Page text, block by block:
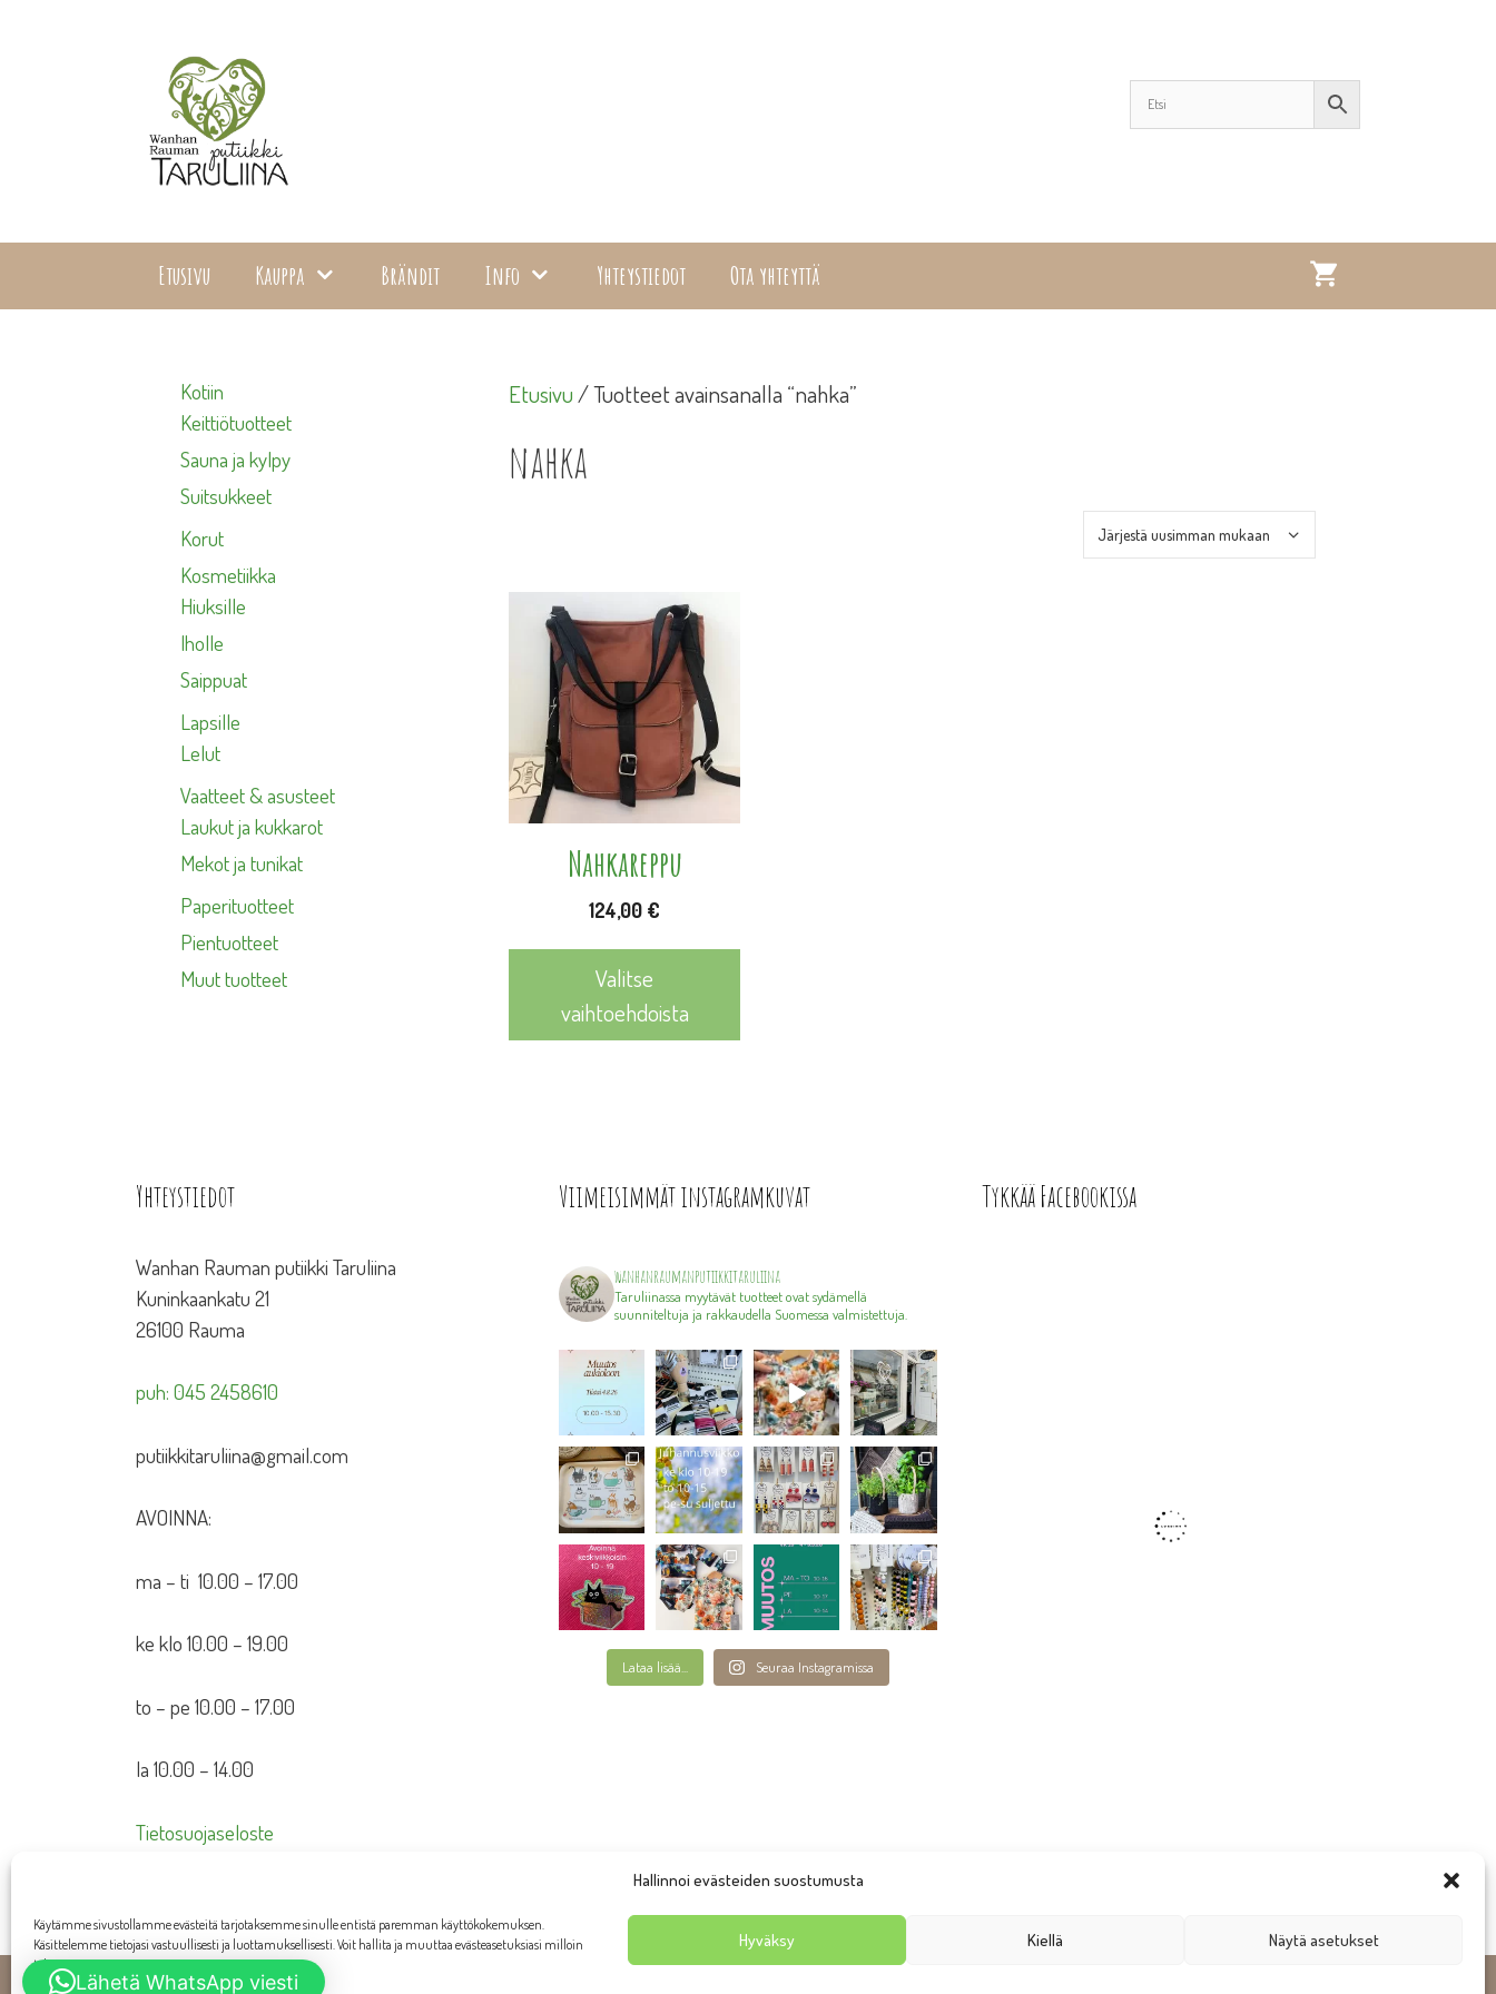
Hallinnoi evästeiden suostumusta
Käytämme sivustollamme evästeitä tarjotaksemme sinulle entistä paremman käyttökokemuksen.
Käsittelemme tietojasi vastuullisesti ja luottamuksellisesti. Voit hallita ja muuttaa evästeasetuksiasi milloin
tahansa.
Hyväksy Kiellä Näytä asetukset
Etusivu Kauppa Brändit Info Yhteystiedot Ota yhteyttä
Etusivu/ Tuotteet avainsanalla “nahka”
nahka
Nahkareppu
124,00 €
Valitse
vaihtoehdoista
tuotteella
useampi
muunnelma.
Voit
tehdä
valinnat
tuotteen
Kotiin
Keittiötuotteet
Sauna ja kylpy
Suitsukkeet
Korut
Kosmetiikka
Hiuksille
Iholle
Saippuat
Lapsille
Lelut
Vaatteet & asusteet
Laukut ja kukkarot
Mekot ja tunikat
Paperituotteet
Pientuotteet
Muut tuotteet
Yhteystiedot
Wanhan Rauman putiikki Taruliina
Kuninkaankatu 21
26100 Rauma
puh: 045 2458610
putiikkitaruliina@gmail.com
AVOINNA:
ma – ti 10.00 – 17.00
ke klo 10.00 – 19.00
to – pe 10.00 – 17.00
la 10.00 – 14.00
Tietosuojaseloste
Viimeisimmät instagramkuvat
wanhanraumanputiikkitaruliina
Taruliinassa myytävät tuotteet ovat sydämellä
suunniteltuja ja rakkaudella Suomessa valmistettuja.
Lataa lisää... Seuraa Instagramissa
Tykkää Facebookissa
Lähetä WhatsApp viesti